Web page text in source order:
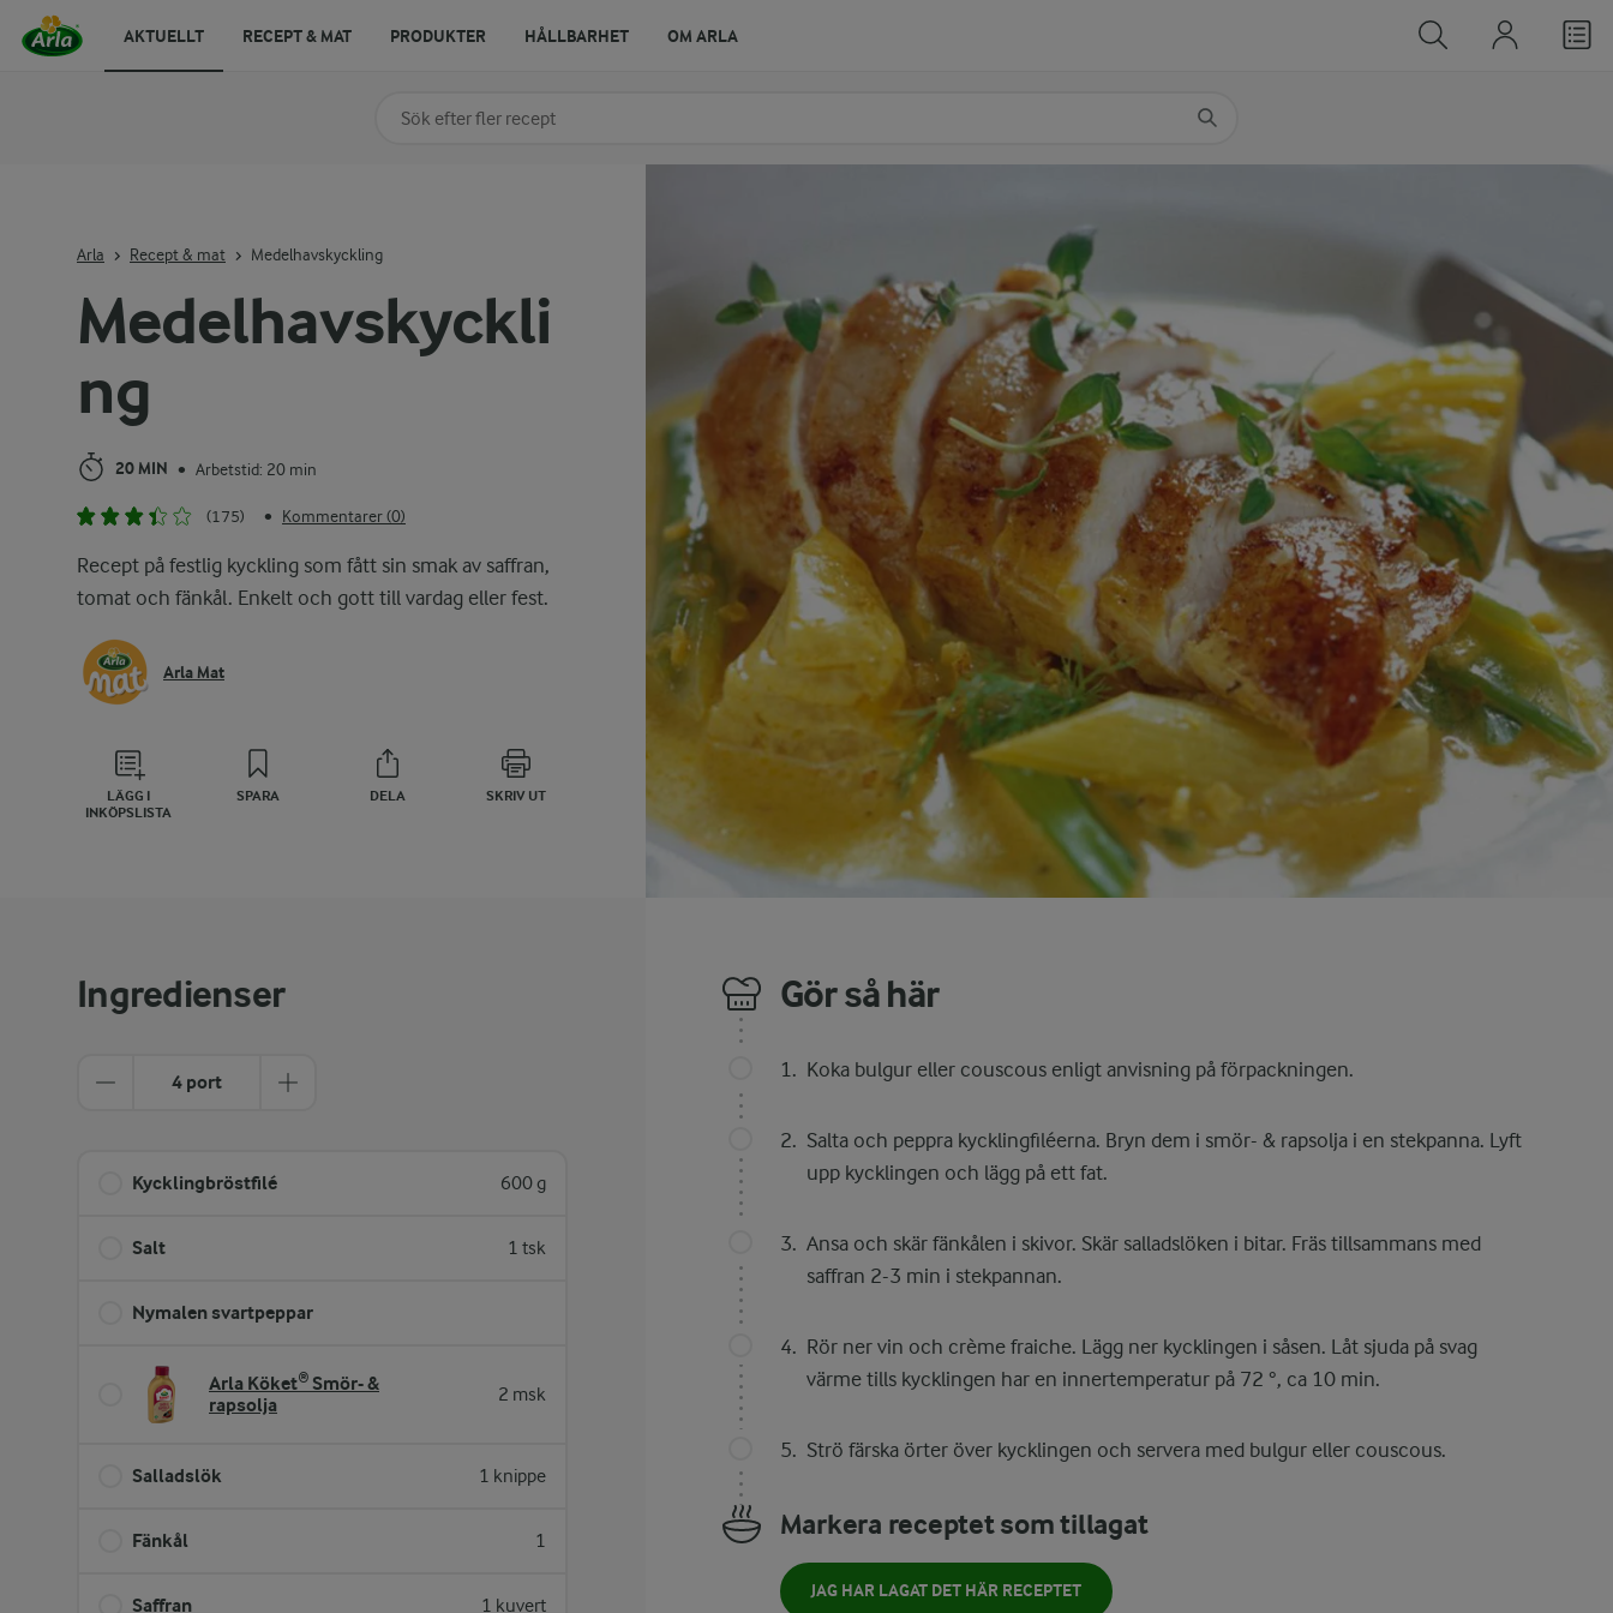
Medelhavskyckli
ng
20 MIN • Arbetstid: 20 min
(175) • Kommentarer (0)
Recept på festlig kyckling som fått sin smak av saffran,
tomat och fänkål. Enkelt och gott till vardag eller fest.
Arla Mat
LÄGG I
INKÖPSLISTA
SPARA DELA SKRIV UT
Arla Recept & mat Medelhavskyckling
Ingredienser
4 port
Kycklingbröstfilé 600 g
Salt 1 tsk
Nymalen svartpeppar
Arla Köket® Smör- &
rapsolja
2 msk
Salladslök 1 knippe
Fänkål 1
Saffran 1 kuvert
Gör så här
Koka bulgur eller couscous enligt anvisning på förpackningen.
Salta och peppra kycklingfiléerna. Bryn dem i smör- & rapsolja i en stekpanna. Lyft
upp kycklingen och lägg på ett fat.
Ansa och skär fänkålen i skivor. Skär salladslöken i bitar. Fräs tillsammans med
saffran 2-3 min i stekpannan.
Rör ner vin och crème fraiche. Lägg ner kycklingen i såsen. Låt sjuda på svag
värme tills kycklingen har en innertemperatur på 72 °, ca 10 min.
Strö färska örter över kycklingen och servera med bulgur eller couscous.
Markera receptet som tillagat
JAG HAR LAGAT DET HÄR RECEPTET
Sök på kategori eller ingrediens
AKTUELLT RECEPT & MAT PRODUKTER HÅLLBARHET OM ARLA